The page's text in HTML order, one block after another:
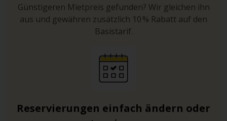
Günstigeren Mietpreis gefunden? Wir gleichen ihn
aus und gewähren zusätzlich 10 % Rabatt auf den
Basistarif.
Reservierungen einfach ändern oder